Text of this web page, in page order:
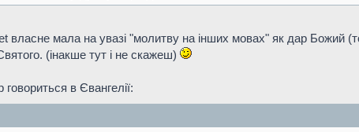
мала на увазі "молитву на інших мовах" як дар Божий
(інакше тут і не скажеш)
в Євангелії: